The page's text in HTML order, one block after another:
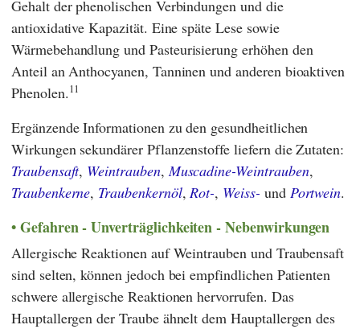
Gehalt der phenolischen Verbindungen und die
antioxidative Kapazität. Eine späte Lese sowie
Wärmebehandlung und Pasteurisierung erhöhen den
Anteil an Anthocyanen, Tanninen und anderen bioaktiven
Phenolen.11
Ergänzende Informationen zu den gesundheitlichen
Wirkungen sekundärer Pflanzenstoffe liefern die Zutaten:
Traubensaft, Weintrauben, Muscadine-Weintrauben,
Traubenkerne, Traubenkernöl, Rot-, Weiss- und Portwein.
Gefahren - Unverträglichkeiten - Nebenwirkungen
Allergische Reaktionen auf Weintrauben und Traubensaft
sind selten, können jedoch bei empfindlichen Patienten
schwere allergische Reaktionen hervorrufen. Das
Hauptallergen der Traube ähnelt dem Hauptallergen des